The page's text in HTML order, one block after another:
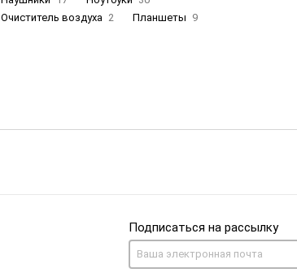
Очиститель воздуха 2 Планшеты 9
Подписаться на рассылку